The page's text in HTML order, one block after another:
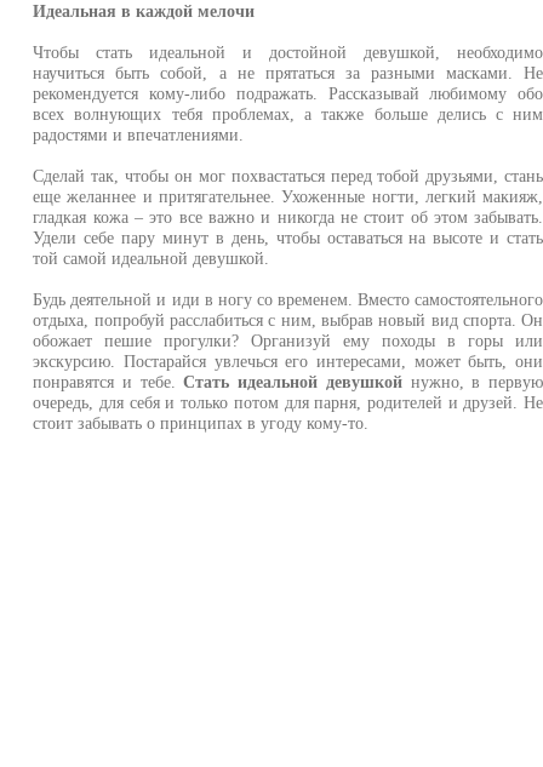
Идеальная в каждой мелочи
Чтобы стать идеальной и достойной девушкой, необходимо
научиться быть собой, а не прятаться за разными масками. Не
рекомендуется кому-либо подражать. Рассказывай любимому обо
всех волнующих тебя проблемах, а также больше делись с ним
радостями и впечатлениями.
Сделай так, чтобы он мог похвастаться перед тобой друзьями, стань
еще желаннее и притягательнее. Ухоженные ногти, легкий макияж,
гладкая кожа – это все важно и никогда не стоит об этом забывать.
Удели себе пару минут в день, чтобы оставаться на высоте и стать
той самой идеальной девушкой.
Будь деятельной и иди в ногу со временем. Вместо самостоятельного
отдыха, попробуй расслабиться с ним, выбрав новый вид спорта. Он
обожает пешие прогулки? Организуй ему походы в горы или
экскурсию. Постарайся увлечься его интересами, может быть, они
понравятся и тебе.Стать идеальной девушкойнужно, в первую
очередь, для себя и только потом для парня, родителей и друзей. Не
стоит забывать о принципах в угоду кому-то.